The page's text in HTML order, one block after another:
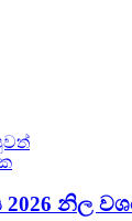
2026 නිල